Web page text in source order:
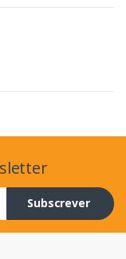
Subscrever